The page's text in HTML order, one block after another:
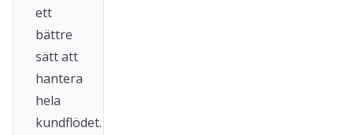
ett
bättre
sätt att
hantera
hela
kundflödet.